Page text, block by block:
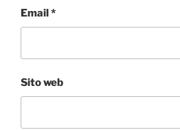
Email*
Sito web